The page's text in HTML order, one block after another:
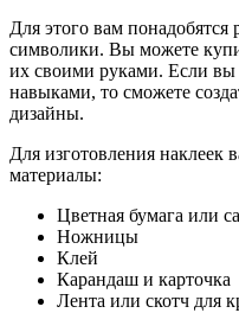
Для этого вам
символики. Вы можете
их своими руками. Если вы
навыками, то сможете
дизайны.
Для изготовления наклеек
материалы:
Цветная бумага или
Ножницы
Клей
Карандаш и карточка
Лента или скотч для